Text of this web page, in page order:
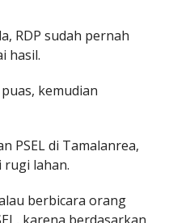
RDP sudah pernah
hasil.
kemudian
PSEL di Tamalanrea,
lahan.
berbicara orang